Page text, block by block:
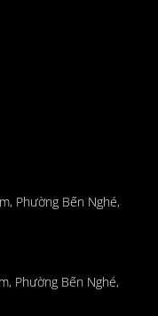
Phường Bến Nghé,
Phường Bến Nghé,